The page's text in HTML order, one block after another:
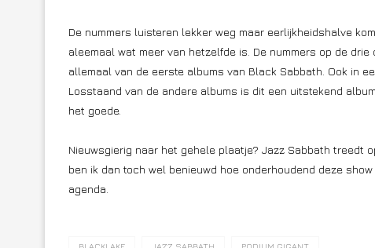
De nummers luisteren lekker weg maar eerlijkheidshalve
aleemaal wat meer van hetzelfde is. De nummers op de
allemaal van de eerste albums van Black Sabbath. Ook in
Losstaand van de andere albums is dit een uitstekend
het goede.
Nieuwsgierig naar het gehele plaatje? Jazz Sabbath treedt
ben ik dan toch wel benieuwd hoe onderhoudend deze
agenda.